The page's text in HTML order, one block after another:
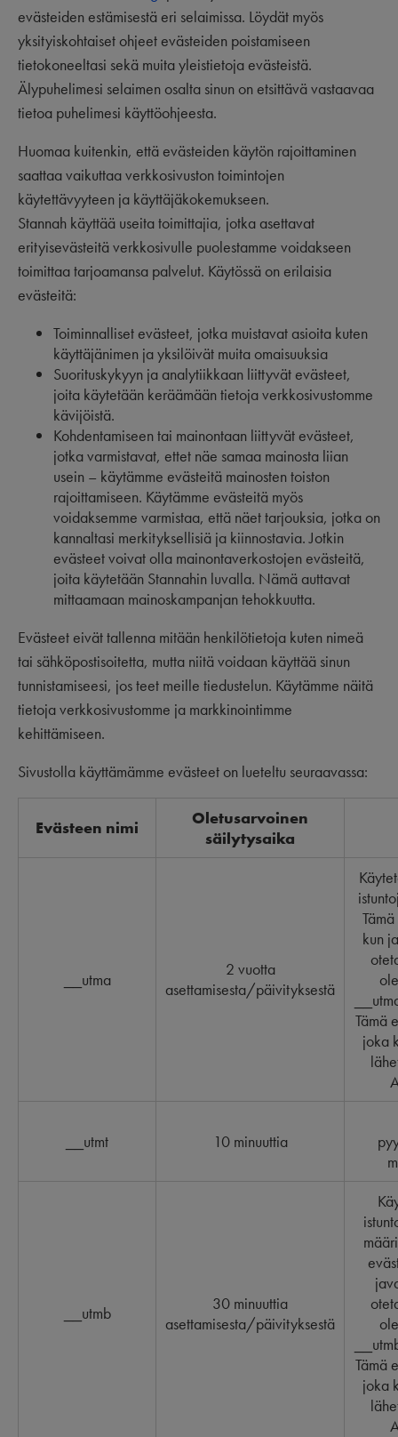
evästeiden estämisestä eri selaimissa. Löydät myös
yksityiskohtaiset ohjeet evästeiden poistamiseen
tietokoneeltasi sekä muita yleistietoja evästeistä.
Älypuhelimesi selaimen osalta sinun on etsittävä vastaavaa
tietoa puhelimesi käyttöohjeesta.
Huomaa kuitenkin, että evästeiden käytön rajoittaminen
saattaa vaikuttaa verkkosivuston toimintojen
käytettävyyteen ja käyttäjäkokemukseen.
Stannah käyttää useita toimittajia, jotka asettavat
erityisevästeitä verkkosivulle puolestamme voidakseen
toimittaa tarjoamansa palvelut. Käytössä on erilaisia
evästeitä:
Toiminnalliset evästeet, jotka muistavat asioita kuten
käyttäjänimen ja yksilöivät muita omaisuuksia
Suorituskykyyn ja analytiikkaan liittyvät evästeet,
joita käytetään keräämään tietoja verkkosivustomme
kävijöistä.
Kohdentamiseen tai mainontaan liittyvät evästeet,
jotka varmistavat, ettet näe samaa mainosta liian
usein – käytämme evästeitä mainosten toiston
rajoittamiseen. Käytämme evästeitä myös
voidaksemme varmistaa, että näet tarjouksia, jotka on
kannaltasi merkityksellisiä ja kiinnostavia. Jotkin
evästeet voivat olla mainontaverkostojen evästeitä,
joita käytetään Stannahin luvalla. Nämä auttavat
mittaamaan mainoskampanjan tehokkuutta.
Evästeet eivät tallenna mitään henkilötietoja kuten nimeä
tai sähköpostisoitetta, mutta niitä voidaan käyttää sinun
tunnistamiseesi, jos teet meille tiedustelun. Käytämme näitä
tietoja verkkosivustomme ja markkinointimme
kehittämiseen.
Sivustolla käyttämämme evästeet on lueteltu seuraavassa:
Evästeen nimi
Oletusarvoinen
säilytysaika
__utma
2 vuotta
asettamisesta/päivityksestä
kun
Tämä
joka
__utmt 10 minuuttia
__utmb
30 minuuttia
asettamisesta/päivityksestä
Tämä
joka